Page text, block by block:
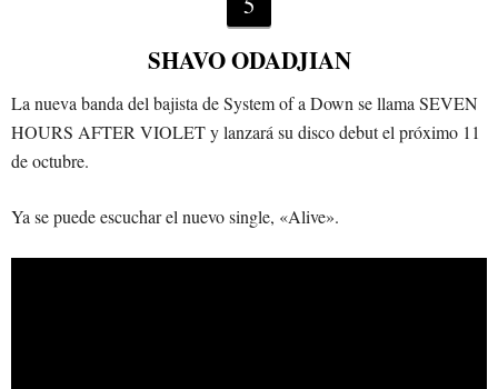
SHAVO ODADJIAN
La nueva banda del bajista de System of a Down se llama SEVEN
HOURS AFTER VIOLET y lanzará su disco debut el próximo 11
de octubre.
Ya se puede escuchar el nuevo single, «Alive».